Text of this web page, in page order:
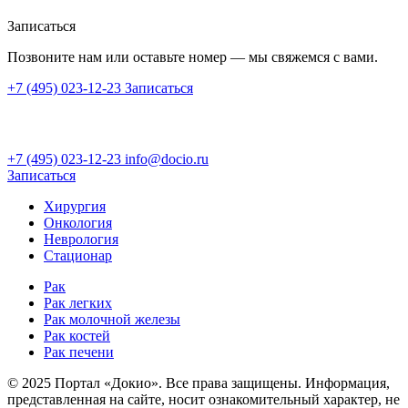
Записаться
Позвоните нам или оставьте номер — мы свяжемся с вами.
+7 (495) 023-12-23 Записаться
+7 (495) 023-12-23 info@docio.ru
Записаться
Хирургия
Онкология
Неврология
Стационар
Рак
Рак легких
Рак молочной железы
Рак костей
Рак печени
© 2025 Портал «Докио». Все права защищены. Информация,
представленная на сайте, носит ознакомительный характер, не